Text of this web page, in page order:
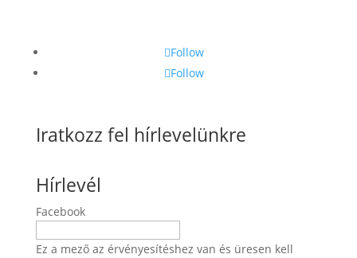
Follow
Follow
Iratkozz fel hírlevelünkre
Hírlevél
Facebook
Ez a mező az érvényesítéshez van és üresen kell